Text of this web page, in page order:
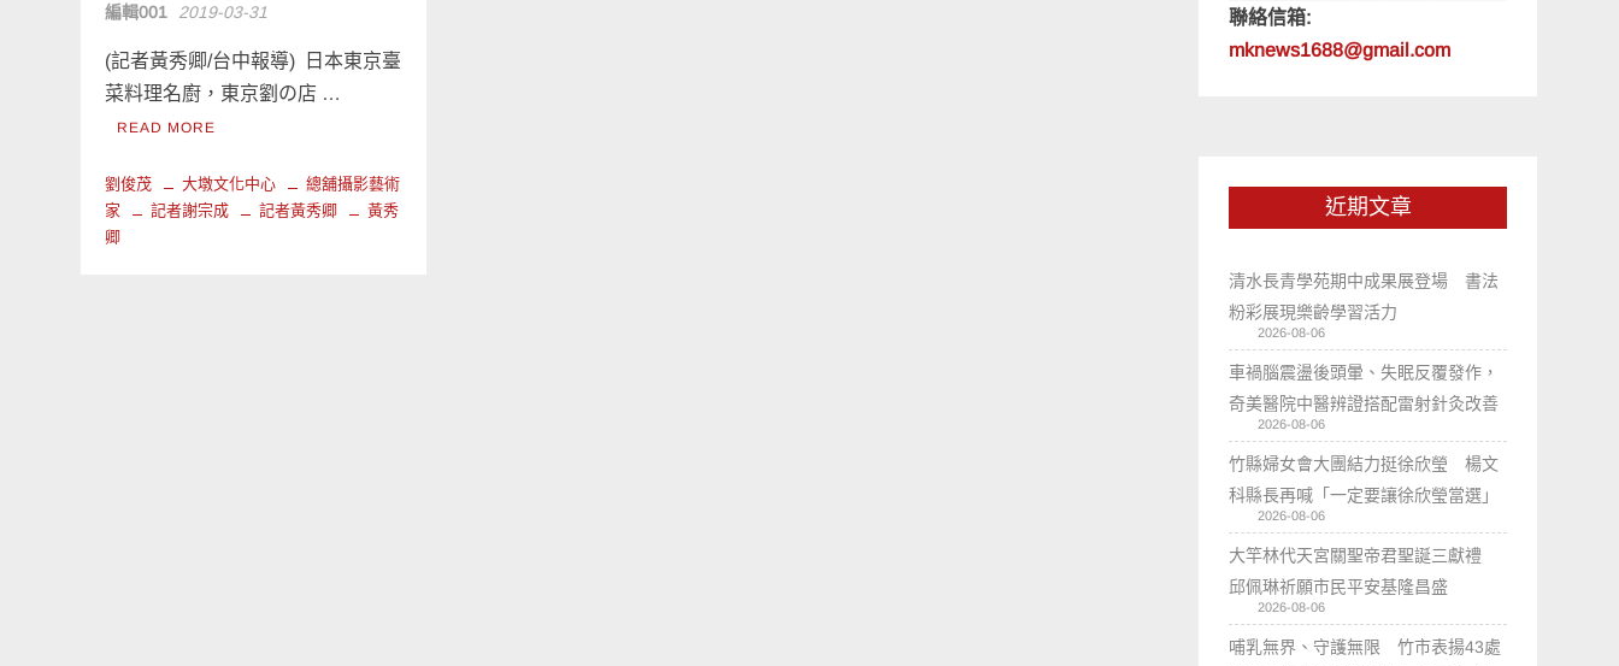
編輯001 2019-03-31
(記者黃秀卿/台中報導) 日本東京臺
菜料理名廚，東京劉の店 …
READ MORE
劉俊茂 大墩文化中心
總舖攝影藝術
家
記者謝宗成 記者黃秀卿
黃秀
卿
聯絡信箱:
mknews1688@gmail.com
近期文章
清水長青學苑期中成果展登場 書法
粉彩展現樂齡學習活力
2026-08-06
車禍腦震盪後頭暈、失眠反覆發作，
奇美醫院中醫辨證搭配雷射針灸改善
2026-08-06
竹縣婦女會大團結力挺徐欣瑩 楊文
科縣長再喊「一定要讓徐欣瑩當選」
2026-08-06
大竿林代天宮關聖帝君聖誕三獻禮
邱佩琳祈願市民平安基隆昌盛
2026-08-06
哺乳無界、守護無限 竹市表揚43處